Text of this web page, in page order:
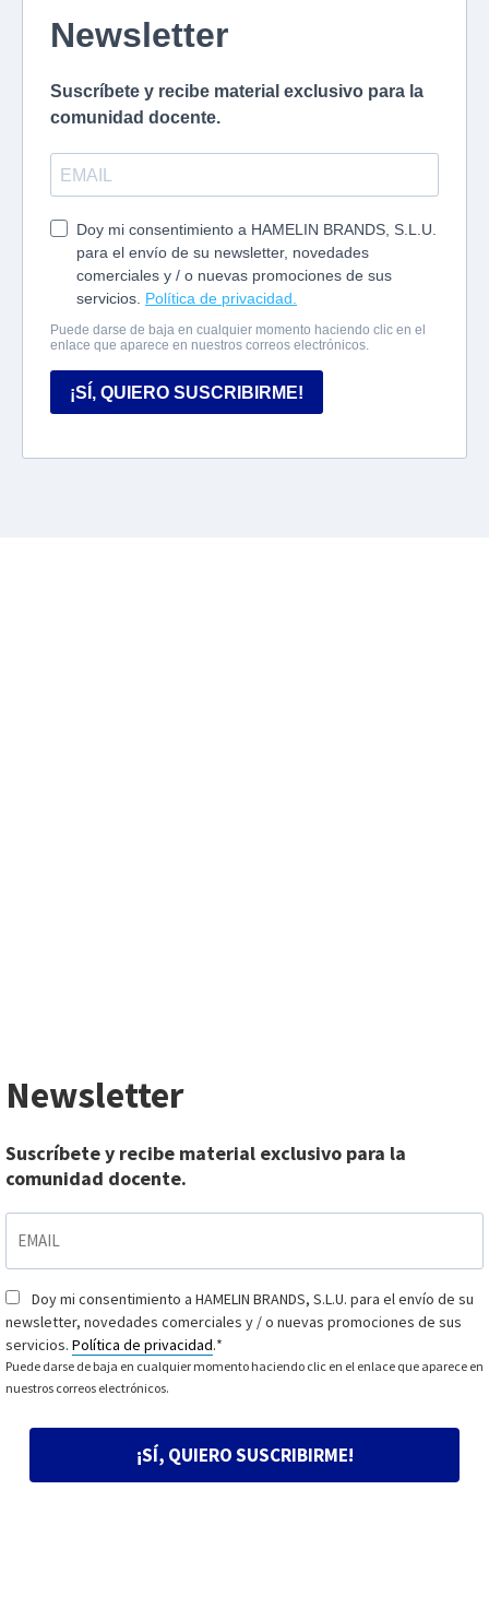
Newsletter
Suscríbete y recibe material exclusivo para la
comunidad docente.
Consentimiento*
Doy mi consentimiento a HAMELIN BRANDS, S.L.U. para el envío de su
newsletter, novedades comerciales y / o nuevas promociones de sus
servicios. Política de privacidad.*
Puede darse de baja en cualquier momento haciendo clic en el enlace que aparece en
nuestros correos electrónicos.